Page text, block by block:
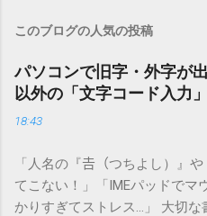
このブログの人気の投稿
パソコンで旧字・外字が
以外の「文字コード入力
18:43
「人名の『𠮷（つちよし）』
てこない！」「IMEパッドでマ
かりすぎてストレス…」 大切な